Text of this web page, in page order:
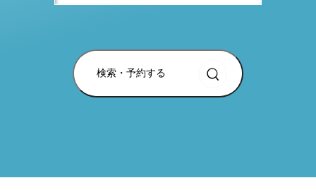
検索・予約する